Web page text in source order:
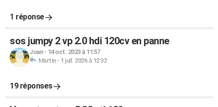
1 réponse
sos jumpy 2 vp 2.0 hdi 120cv en panne
Joan- 14 oct. 2023 à 11:57
Martin- 1 juil. 2026 à 12:32
19 réponses